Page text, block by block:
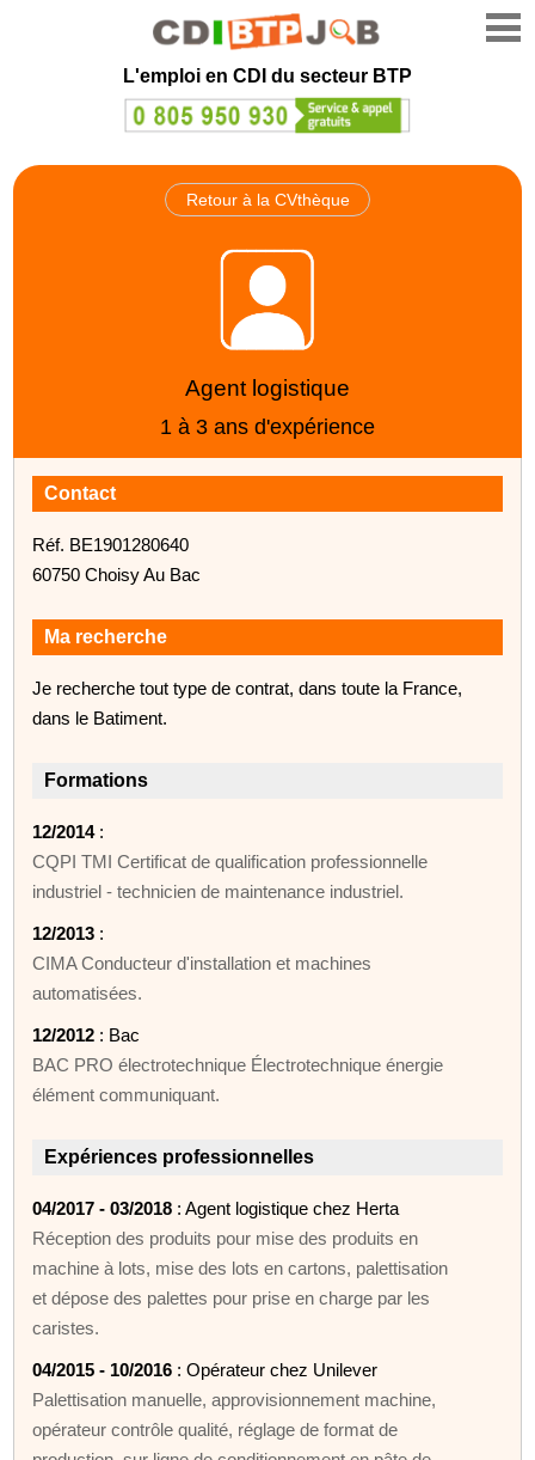
L'emploi en CDI du secteur BTP
Retour à la CVthèque
Agent logistique
1 à 3 ans d'expérience
Contact
Réf. BE1901280640
60750 Choisy Au Bac
Ma recherche
Je recherche tout type de contrat, dans toute la France,
dans le Batiment.
Formations
12/2014:
CQPI TMI Certificat de qualification professionnelle
industriel - technicien de maintenance industriel.
12/2013 :
CIMA Conducteur d'installation et machines
automatisées.
12/2012 : Bac
BAC PRO électrotechnique Électrotechnique énergie
élément communiquant.
Expériences professionnelles
04/2017 - 03/2018 : Agent logistique chez Herta
Réception des produits pour mise des produits en
machine à lots, mise des lots en cartons, palettisation
et dépose des palettes pour prise en charge par les
caristes.
04/2015 - 10/2016 : Opérateur chez Unilever
Palettisation manuelle, approvisionnement machine,
opérateur contrôle qualité, réglage de format de